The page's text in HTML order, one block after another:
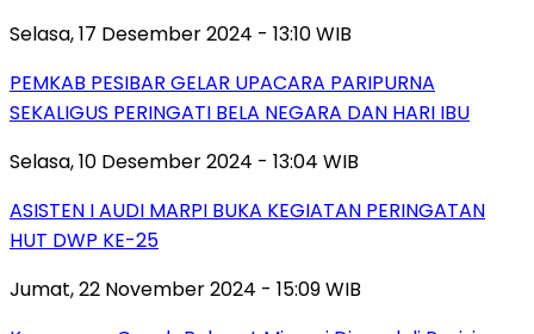
Selasa, 17 Desember 2024 - 13:10 WIB
PEMKAB PESIBAR GELAR UPACARA PARIPURNA
SEKALIGUS PERINGATI BELA NEGARA DAN HARI IBU
Selasa, 10 Desember 2024 - 13:04 WIB
ASISTEN I AUDI MARPI BUKA KEGIATAN PERINGATAN
HUT DWP KE-25
Jumat, 22 November 2024 - 15:09 WIB